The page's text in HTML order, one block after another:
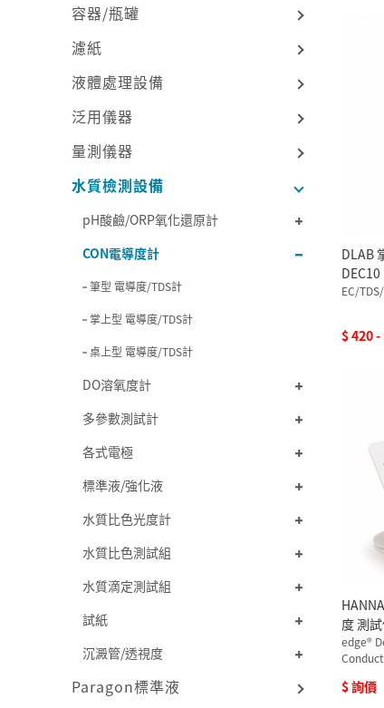
容器/瓶罐
濾紙
液體處理設備
泛用儀器
量測儀器
水質檢測設備
pH酸鹼/ORP氧化還原計
CON電導度計
筆型 電導度/TDS計
掌上型 電導度/TDS計
桌上型 電導度/TDS計
DO溶氧度計
多參數測試計
各式電極
標準液/強化液
水質比色光度計
水質比色測試組
水質滴定測試組
試紙
沉澱管/透視度
Paragon標準液
DLAB
DEC10
EC/
$ 420
度 測
edge®
$ 詢價